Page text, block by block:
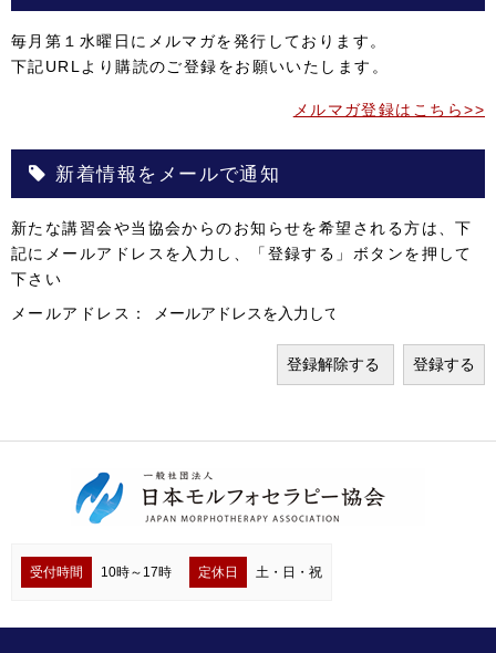
毎月第１水曜日にメルマガを発行しております。
下記URLより購読のご登録をお願いいたします。
メルマガ登録はこちら>>
新着情報をメールで通知
新たな講習会や当協会からのお知らせを希望される方は、下
記にメールアドレスを入力し、「登録する」ボタンを押して
下さい
メールアドレス：
受付時間 10時～17時 定休日 土・日・祝